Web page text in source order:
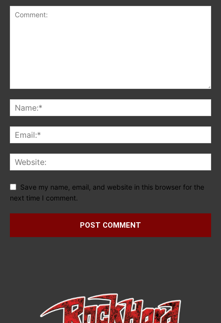
Save my name, email, and website in this browser for the
next time I comment.